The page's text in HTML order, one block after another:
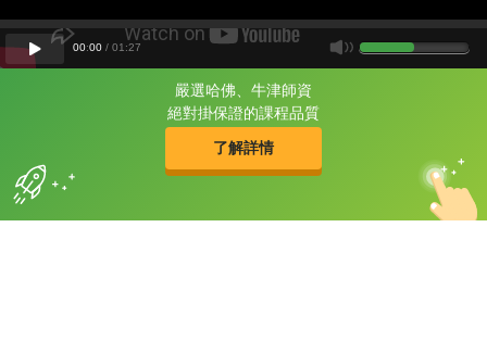
嚴選哈佛、牛津師資
絕對掛保證的課程品質
了解詳情
片尾有
攻其不背
的品牌故事
00:00 / 01 :27